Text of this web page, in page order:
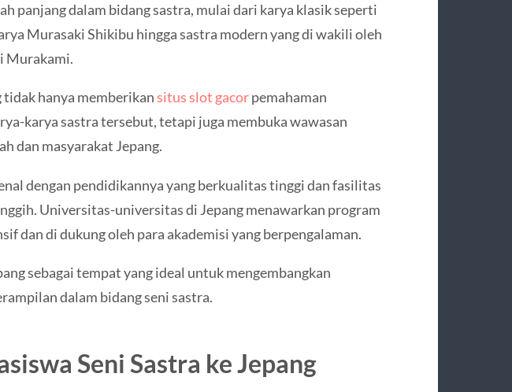
panjang dalam bidang sastra, mulai dari karya klasik seperti
Murasaki Shikibu hingga sastra modern yang di wakili oleh
Murakami.
tidak hanya memberikansitus slot gacorpemahaman
karya sastra tersebut, tetapi juga membuka wawasan
dan masyarakat Jepang.
dengan pendidikannya yang berkualitas tinggi dan fasilitas
Universitas-universitas di Jepang menawarkan program
dan di dukung oleh para akademisi yang berpengalaman.
sebagai tempat yang ideal untuk mengembangkan
dalam bidang seni sastra.
Seni Sastra ke Jepang